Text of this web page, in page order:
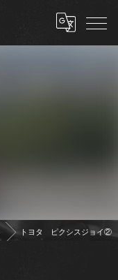
トヨタ ピクシスジョイ②